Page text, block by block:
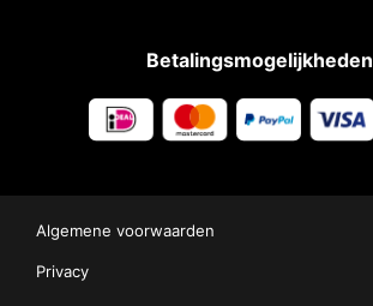
Betalingsmogelijkheden
Algemene voorwaarden
Privacy